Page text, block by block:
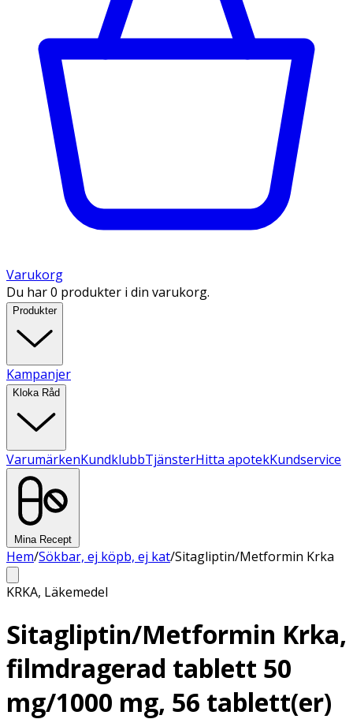
Varukorg
Du har 0 produkter i din varukorg.
Produkter
Kampanjer
Kloka Råd
VarumärkenKundklubbTjänsterHitta apotekKundservice
Mina Recept
Hem/Sökbar, ej köpb, ej kat/Sitagliptin/Metformin Krka
KRKA, Läkemedel
Sitagliptin/Metformin Krka,
filmdragerad tablett 50
mg/1000 mg, 56 tablett(er)